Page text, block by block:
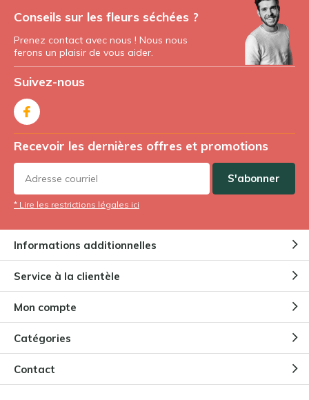
Conseils sur les fleurs séchées ?
Prenez contact avec nous ! Nous nous
ferons un plaisir de vous aider.
Suivez-nous
Recevoir les dernières offres et promotions
S'abonner
* Lire les restrictions légales ici
Informations additionnelles
Service à la clientèle
Mon compte
Catégories
Contact